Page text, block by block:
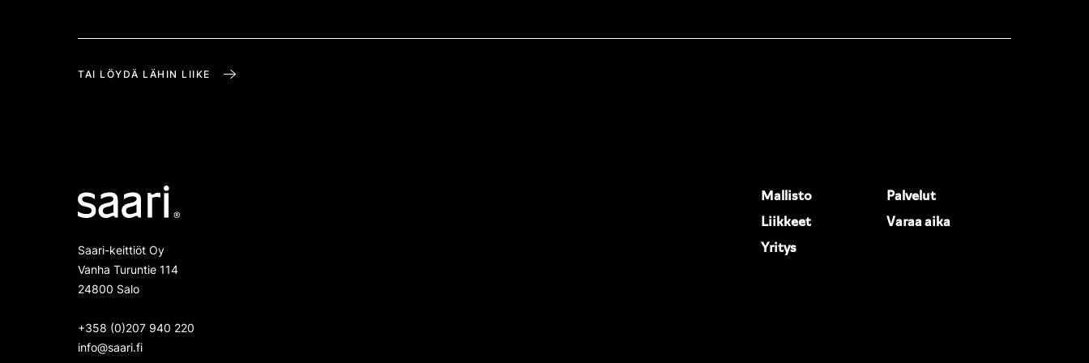
TAI LÖYDÄ LÄHIN LIIKE
Saari-keittiöt Oy
Vanha Turuntie 114
24800 Salo
+358 (0)207 940 220
info@saari.fi
Mallisto
Palvelut
Liikkeet
Varaa aika
Yritys